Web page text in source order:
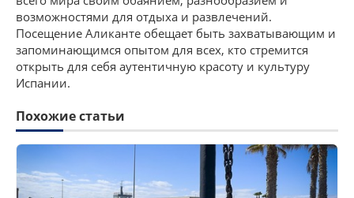
возможностями для отдыха и развлечений.
Посещение Аликанте обещает быть захватывающим и
запоминающимся опытом для всех, кто стремится
открыть для себя аутентичную красоту и культуру
Испании.
Похожие статьи